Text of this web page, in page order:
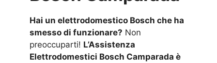
Hai un elettrodomestico Bosch che ha
smesso di funzionare? Non
preoccuparti! L’Assistenza
Elettrodomestici Bosch Camparada è